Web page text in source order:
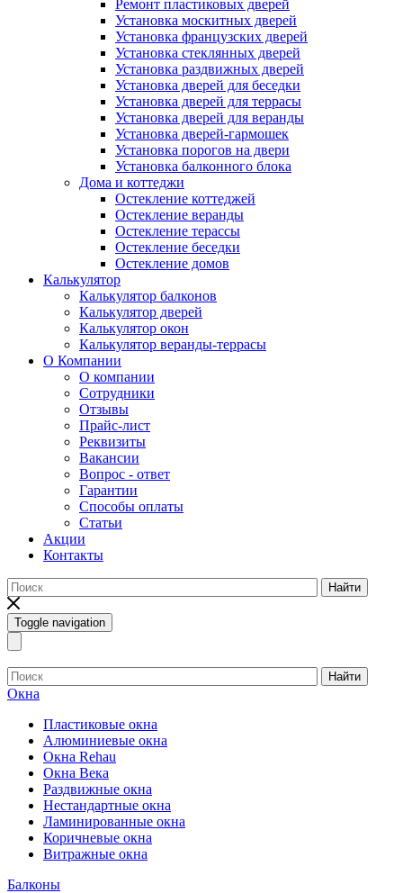
Ремонт пластиковых дверей
Установка москитных дверей
Установка французских дверей
Установка стеклянных дверей
Установка раздвижных дверей
Установка дверей для беседки
Установка дверей для террасы
Установка дверей для веранды
Установка дверей-гармошек
Установка порогов на двери
Установка балконного блока
Дома и коттеджи
Остекление коттеджей
Остекление веранды
Остекление терассы
Остекление беседки
Остекление домов
Калькулятор
Калькулятор балконов
Калькулятор дверей
Калькулятор окон
Калькулятор веранды-террасы
О Компании
О компании
Сотрудники
Отзывы
Прайс-лист
Реквизиты
Вакансии
Вопрос - ответ
Гарантии
Способы оплаты
Статьи
Акции
Контакты
Найти
Toggle navigation
Найти
Окна
Пластиковые окна
Алюминиевые окна
Окна Rehau
Окна Века
Раздвижные окна
Нестандартные окна
Ламинированные окна
Коричневые окна
Витражные окна
Балконы